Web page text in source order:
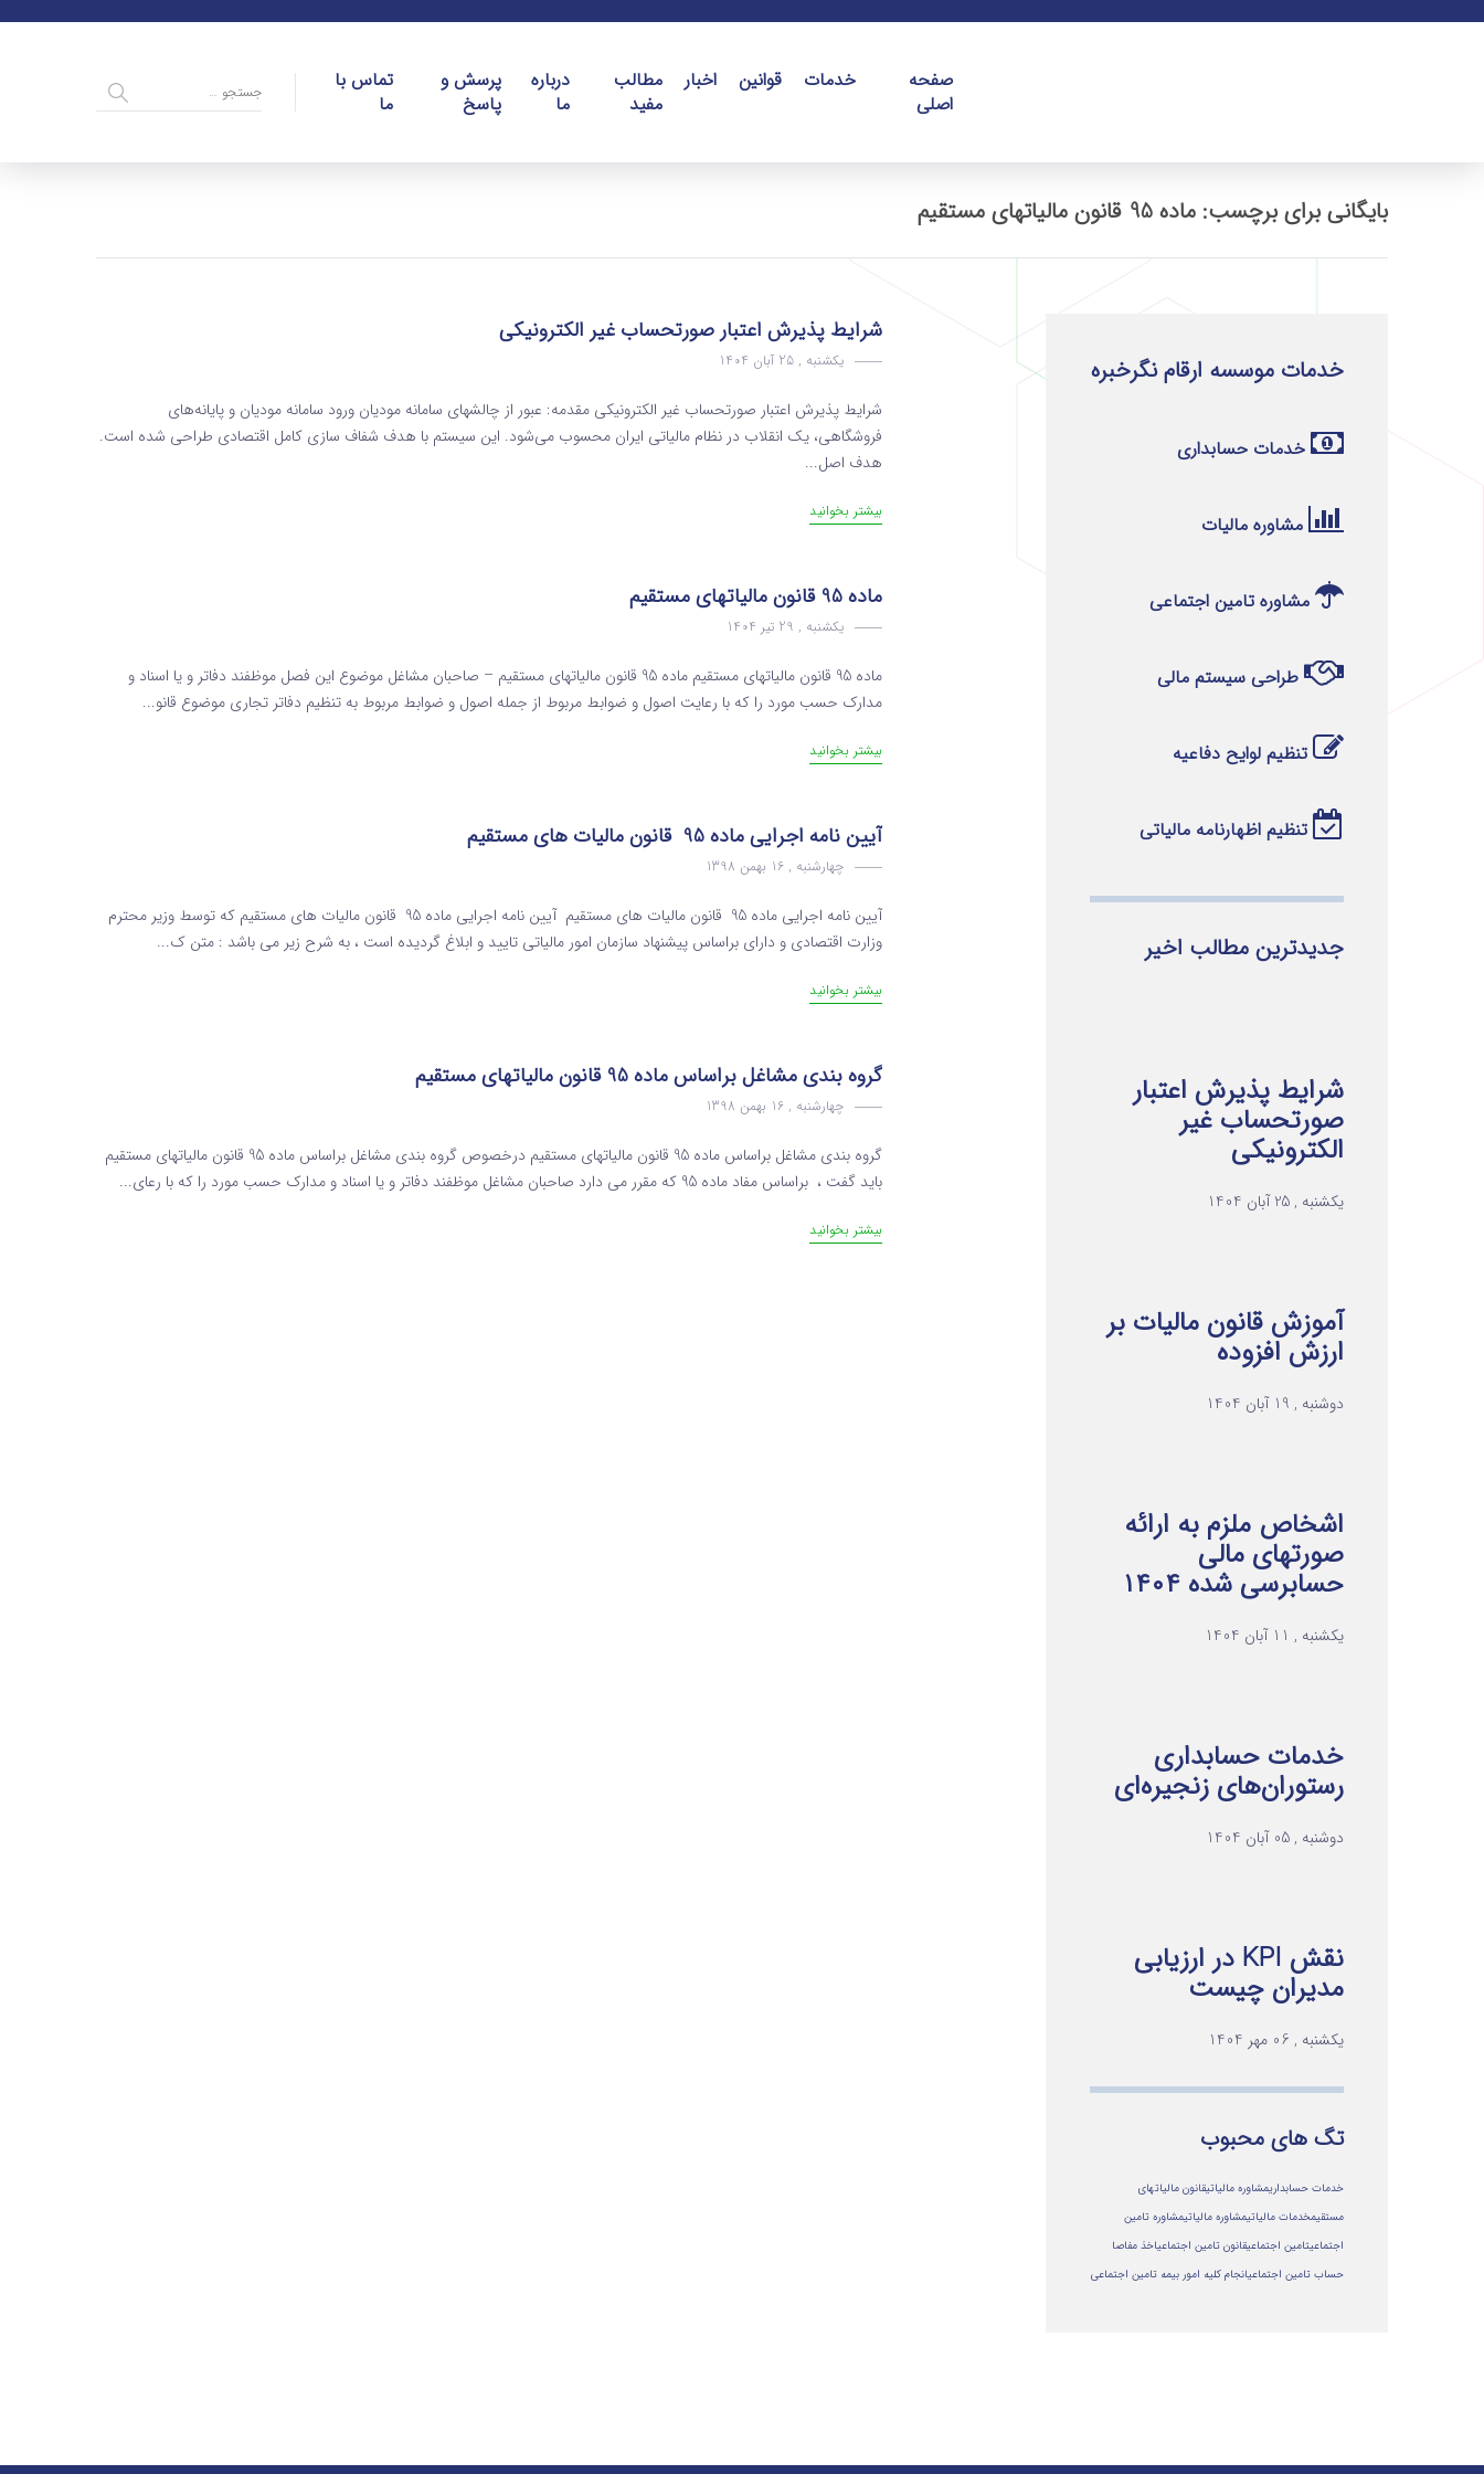
صفحه
اصلی
خدمات قوانین اخبار
مطالب
مفید
درباره
ما
پرسش و
پاسخ
تماس با
ما
بایگانی برای برچسب: ماده 95 قانون مالیاتهای مستقیم
شرایط پذیرش اعتبار صورتحساب غیر الکترونیکی
یکشنبه , 25 آبان 1404
شرایط پذیرش اعتبار صورتحساب غیر الکترونیکی مقدمه: عبور از چالشهای سامانه مودیان ورود سامانه مودیان و پایانه‌های
فروشگاهی، یک انقلاب در نظام مالیاتی ایران محسوب می‌شود. این سیستم با هدف شفاف سازی کامل اقتصادی طراحی شده است.
هدف اصل...
بیشتر بخوانید
ماده 95 قانون مالیاتهای مستقیم
یکشنبه , 29 تیر 1404
ماده 95 قانون مالیاتهای مستقیم ماده 95 قانون مالیاتهای مستقیم – صاحبان مشاغل موضوع این فصل موظفند دفاتر و یا اسناد و
مدارک حسب مورد را که با رعایت اصول و ضوابط مربوط از جمله اصول و ضوابط مربوط به تنظیم دفاتر تجاری موضوع قانو...
بیشتر بخوانید
آیین نامه اجرایی ماده 95 قانون مالیات های مستقیم
چهارشنبه , 16 بهمن 1398
آیین نامه اجرایی ماده 95 قانون مالیات های مستقیم آیین نامه اجرایی ماده 95 قانون مالیات های مستقیم که توسط وزیر محترم
وزارت اقتصادی و دارای براساس پیشنهاد سازمان امور مالیاتی تایید و ابلاغ گردیده است ، به شرح زیر می باشد : متن ک...
بیشتر بخوانید
گروه بندی مشاغل براساس ماده 95 قانون مالیاتهای مستقیم
چهارشنبه , 16 بهمن 1398
گروه بندی مشاغل براساس ماده 95 قانون مالیاتهای مستقیم درخصوص گروه بندی مشاغل براساس ماده 95 قانون مالیاتهای مستقیم
باید گفت ، براساس مفاد ماده 95 که مقرر می دارد صاحبان مشاغل موظفند دفاتر و یا اسناد و مدارک حسب مورد را که با رعای...
بیشتر بخوانید
خدمات موسسه ارقام نگرخبره
خدمات حسابداری
مشاوره مالیات
مشاوره تامین اجتماعی
طراحی سیستم مالی
تنظیم لوایح دفاعیه
تنظیم اظهارنامه مالیاتی
جدیدترین مطالب اخیر
شرایط پذیرش اعتبار
صورتحساب غیر
الکترونیکی
یکشنبه , 25 آبان 1404
آموزش قانون مالیات بر
ارزش افزوده
دوشنبه , 19 آبان 1404
اشخاص ملزم به ارائه
صورتهای مالی
حسابرسی شده ۱۴۰۴
یکشنبه , 11 آبان 1404
خدمات حسابداری
رستوران‌های زنجیره‌ای
دوشنبه , 05 آبان 1404
نقش KPI در ارزیابی
مدیران چیست
یکشنبه , 06 مهر 1404
تگ های محبوب
خدمات حسابداریمشاوره مالیاتیقانون مالیاتهای
مستقیمخدمات مالیاتیمشاوره مالياتيمشاوره تامین
اجتماعیتامین اجتماعیقانون تامین اجتماعیاخذ مفاصا
حساب تامین اجتماعیانجام کلیه امور بیمه تامین اجتماعی